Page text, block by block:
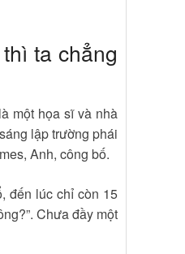
ta chẳng
một họa sĩ và nhà
lập trường phái
Anh, công bố.
đến lúc chỉ còn 15
Chưa đầy một